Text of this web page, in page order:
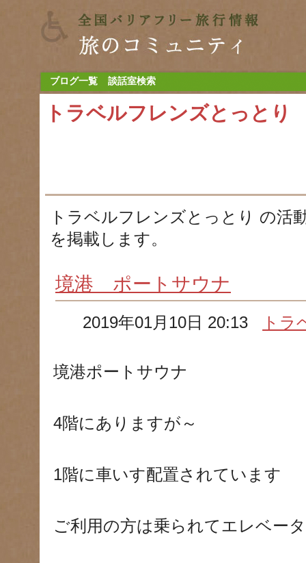
ブログ一覧 談話室検索
トラベルフレンズとっとり
トラベルフレンズとっとり の活
を掲載します。
境港 ポートサウナ
2019年01月10日 20:13 トラ
境港ポートサウナ
4階にありますが～
1階に車いす配置されています
ご利用の方は乗られてエレベ